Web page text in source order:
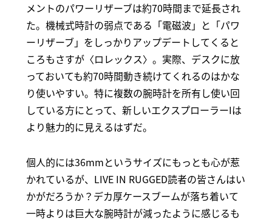
メントのパワーリザーブは約70時間まで延長され
た。機械式時計の弱点である「電磁波」と「パワ
ーリザーブ」をしっかりアップデートしてくると
ころもさすが〈ロレックス〉。実際、デスクに放
っておいても約70時間動き続けてくれるのはかな
り使いやすい。特に複数の腕時計を所有し使い回
している方にとって、新しいエクスプローラーIは
より魅力的に見えるはずだ。
個人的には36mmというサイズにもっとも心が惹
かれているが、LIVE IN RUGGED読者の皆さんはい
かがだろうか？デカ厚ケースブームが落ち着いて
一時よりは巨大な腕時計が減ったように感じるも